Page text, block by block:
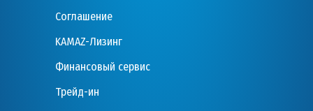
Соглашение
KAMAZ-Лизинг
Финансовый сервис
Трейд-ин